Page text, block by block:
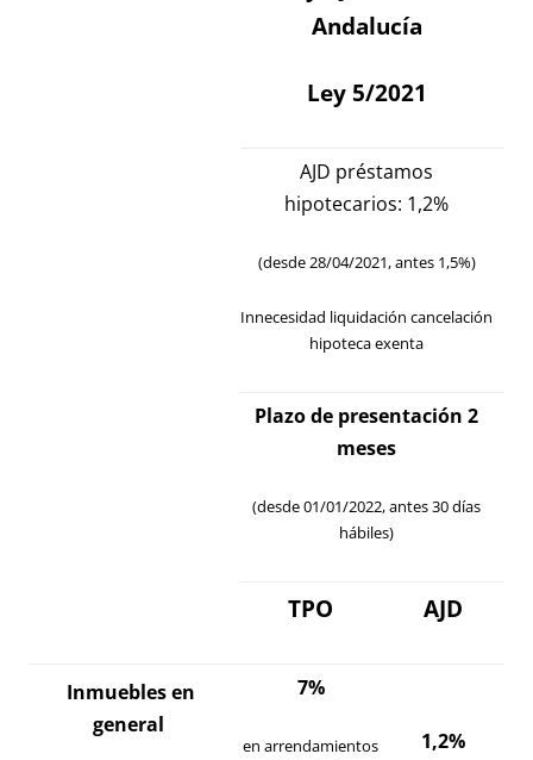
Andalucía
Ley 5/2021
AJD préstamos
hipotecarios: 1,2%
(desde 28/04/2021, antes 1,5%)
Innecesidad liquidación cancelación
hipoteca exenta
Plazo de presentación 2
meses
(desde 01/01/2022, antes 30 días
hábiles)
TPO AJD
Inmuebles en
general
7%
en arrendamientos
1,2%